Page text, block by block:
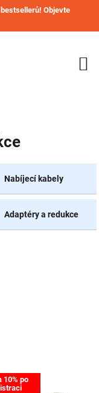
Objevte
Nabíjecí kabely
Adaptéry a redukce
10% po